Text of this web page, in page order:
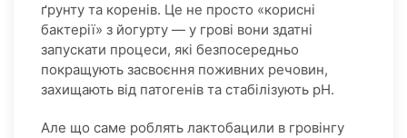
ґрунту та коренів. Це не просто «корисні
бактерії» з йогурту — у грові вони здатні
запускати процеси, які безпосередньо
покращують засвоєння поживних речовин,
захищають від патогенів та стабілізують pH.
Але що саме роблять лактобацили в гровінгу